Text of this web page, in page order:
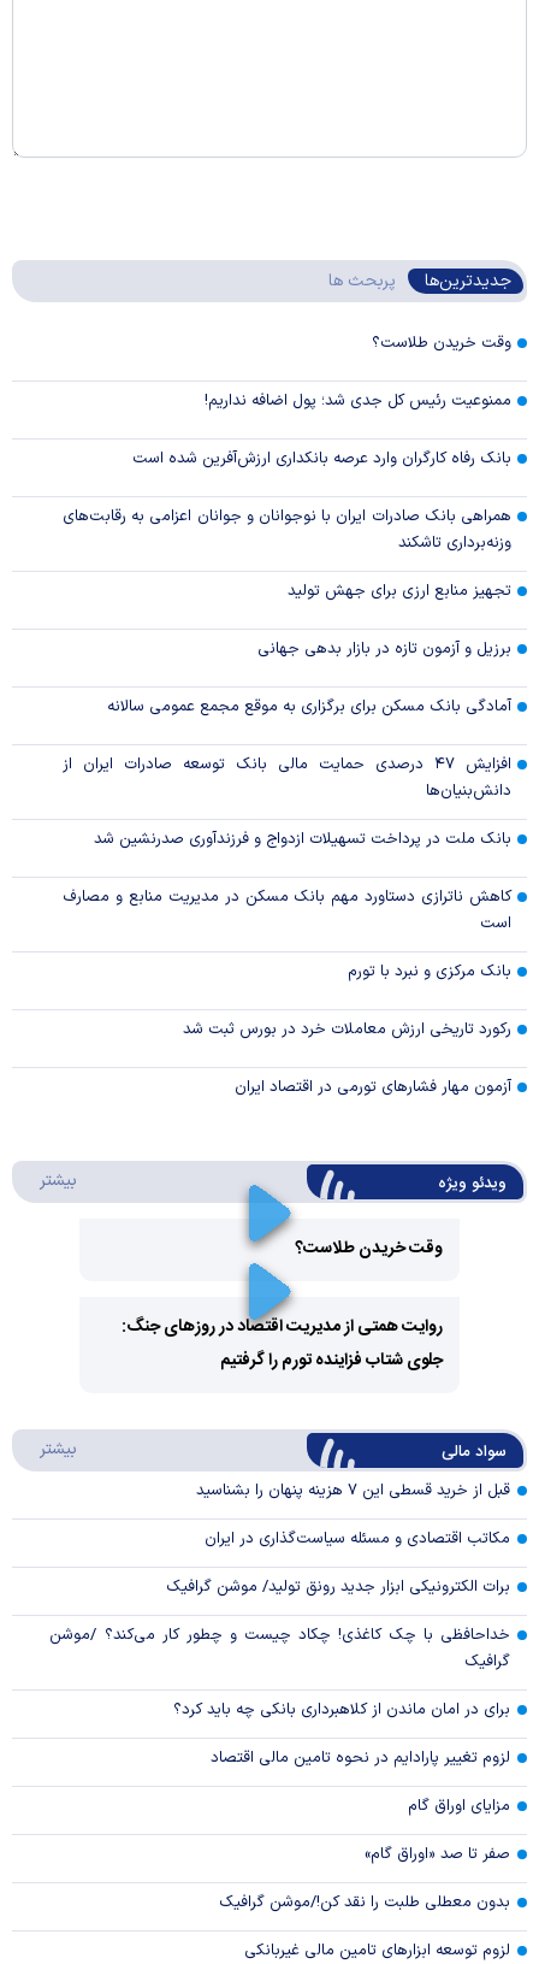
جدیدترین‌ها پربحث ها
وقت خریدن طلاست؟
ممنوعیت رئیس کل جدی شد؛ پول اضافه نداریم!
بانک رفاه کارگران وارد عرصه بانکداری ارزش‌آفرین شده است
همراهی بانک صادرات ایران با نوجوانان و جوانان اعزامی به رقابت‌های
وزنه‌برداری تاشکند
تجهیز منابع ارزی برای جهش تولید
برزیل و آزمون تازه در بازار بدهی جهانی
آمادگی بانک مسکن برای برگزاری به موقع مجمع عمومی سالانه
افزایش ۴۷ درصدی حمایت مالی بانک توسعه صادرات ایران از
دانش‌بنیان‌ها
بانک ملت در پرداخت تسهیلات ازدواج و فرزندآوری صدرنشین شد
کاهش ناترازی دستاورد مهم بانک مسکن در مدیریت منابع و مصارف
است
بانک مرکزی و نبرد با تورم
رکورد تاریخی ارزش معاملات خرد در بورس ثبت شد
آزمون مهار فشار‌های تورمی در اقتصاد ایران
ویدئو ویژه بیشتر
Video
وقت خریدن طلاست؟
Play
Video
روایت همتی از مدیریت اقتصاد در روزهای جنگ:
جلوی شتاب فزاینده تورم را گرفتیم
سواد مالی بیشتر
قبل از خرید قسطی این ۷ هزینه پنهان را بشناسید
مکاتب اقتصادی و مسئله سیاست‌گذاری در ایران
برات الکترونیکی ابزار جدید رونق تولید/ موشن گرافیک
خداحافظی با چک کاغذی! چکاد چیست و چطور کار می‌کند؟ /موشن
گرافیک
برای در امان ماندن از کلاهبرداری بانکی چه باید کرد؟
لزوم تغییر پارادایم در نحوه تامین مالی اقتصاد
مزایای اوراق گام
صفر تا صد «اوراق گام»
بدون معطلی طلبت را نقد کن!/موشن گرافیک
لزوم توسعه ابزارهای تامین مالی غیربانکی